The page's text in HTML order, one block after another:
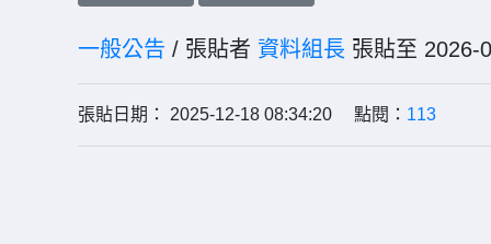
一般公告 / 張貼者 資料組長 張貼至
張貼日期： 2025-12-18 08:34:20 點閱： 113